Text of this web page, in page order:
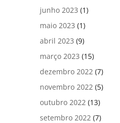
junho 2023 (1)
maio 2023 (1)
abril 2023 (9)
março 2023 (15)
dezembro 2022 (7)
novembro 2022 (5)
outubro 2022 (13)
setembro 2022 (7)